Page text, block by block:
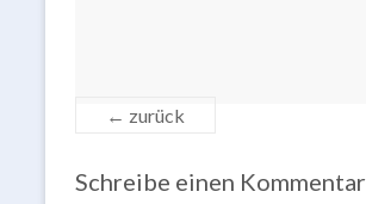
← zurück
Schreibe einen Kommentar